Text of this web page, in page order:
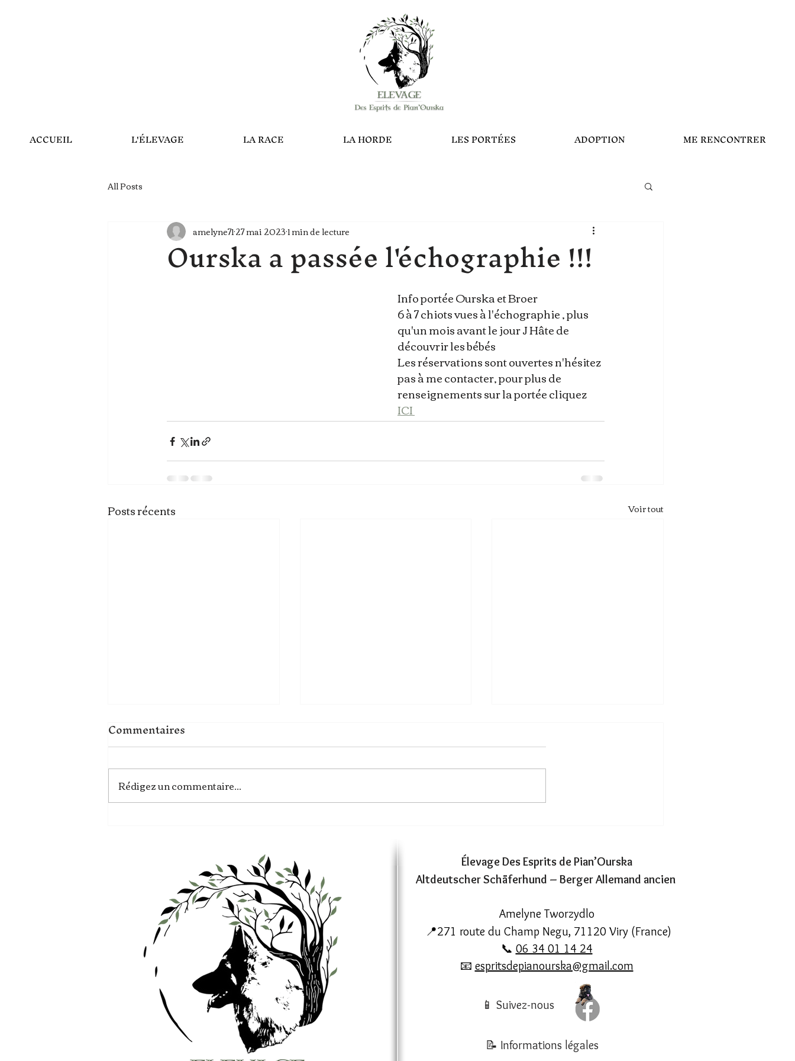
ACCUEIL L'ÉLEVAGE LA RACE LA HORDE LES PORTÉES ADOPTION ME RENCONTRER
All Posts
Ourska a passée l'échographie !!!
amelyne7127 mai 20231 min de lecture
Info portée Ourska et Broer
6 à 7 chiots vues à l'échographie , plus
qu'un mois avant le jour J Hâte de
découvrir les bébés
Les réservations sont ouvertes n'hésitez
pas à me contacter, pour plus de
renseignements sur la portée cliquez
ICI
Posts récents Voir tout
Commentaires
Rédigez un commentaire...
Élevage Des Esprits de Pian’Ourska
Altdeutscher Schäferhund – Berger Allemand ancien
Amelyne Tworzydlo
📍271 route du Champ Negu, 71120 Viry (France)
📞 06 34 01 14 24
📧 espritsdepianourska@gmail.com
📱 Suivez-nous
📝 Informations légales